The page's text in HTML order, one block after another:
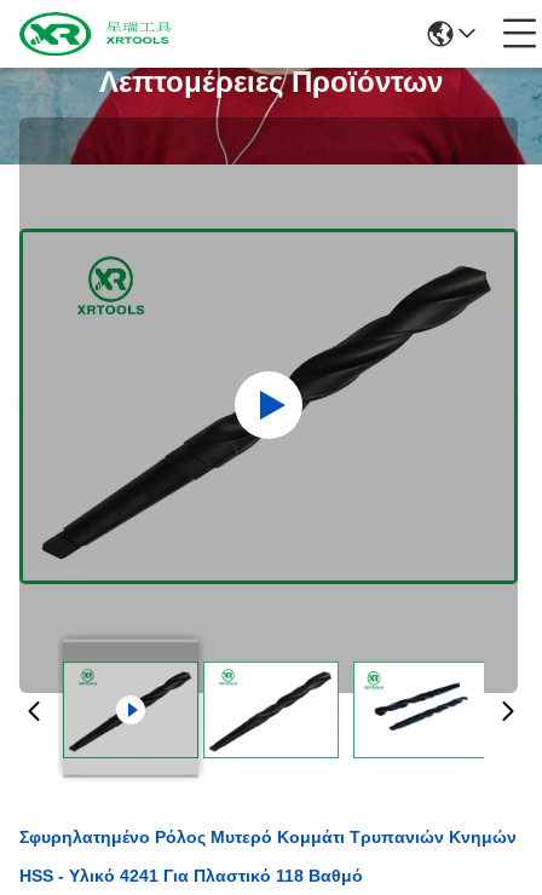
Λεπτομέρειες Προϊόντων
Σφυρηλατημένο Ρόλος Μυτερό Κομμάτι Τρυπανιών Κνημών
HSS - Υλικό 4241 Για Πλαστικό 118 Βαθμό